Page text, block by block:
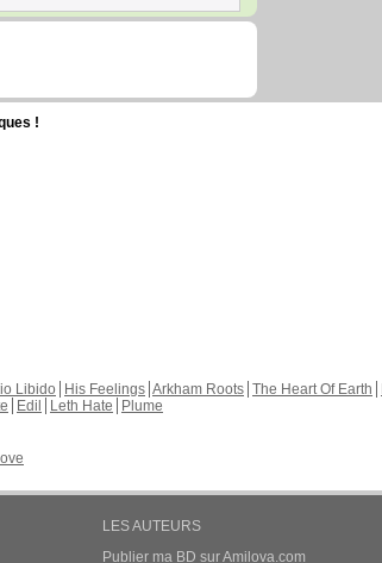
!
Libido His Feelings Arkham Roots The Heart Of Earth
Edil Leth Hate
Plume
LES AUTEURS
Publier ma BD sur Amilova.com